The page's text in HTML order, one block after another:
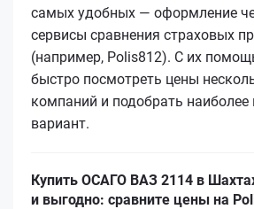
самых удобных — оформление
сервисы сравнения страховых
(например, Polis812). С их
быстро посмотреть цены
компаний и подобрать
вариант.
Купить ОСАГО ВАЗ 2114 в
и выгодно: сравните цены на